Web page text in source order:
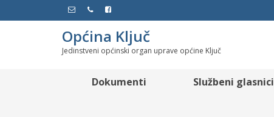
Općina Ključ
Jedinstveni općinski organ uprave općine Ključ
Dokumenti Službeni glasnici